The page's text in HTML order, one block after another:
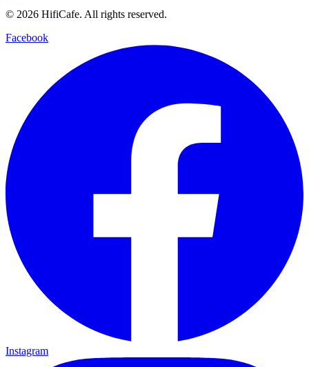
© 2026 HifiCafe. All rights reserved.
Facebook
Instagram